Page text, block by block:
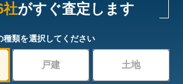
社がすぐ査定します
種類を選択してください
戸建 土地